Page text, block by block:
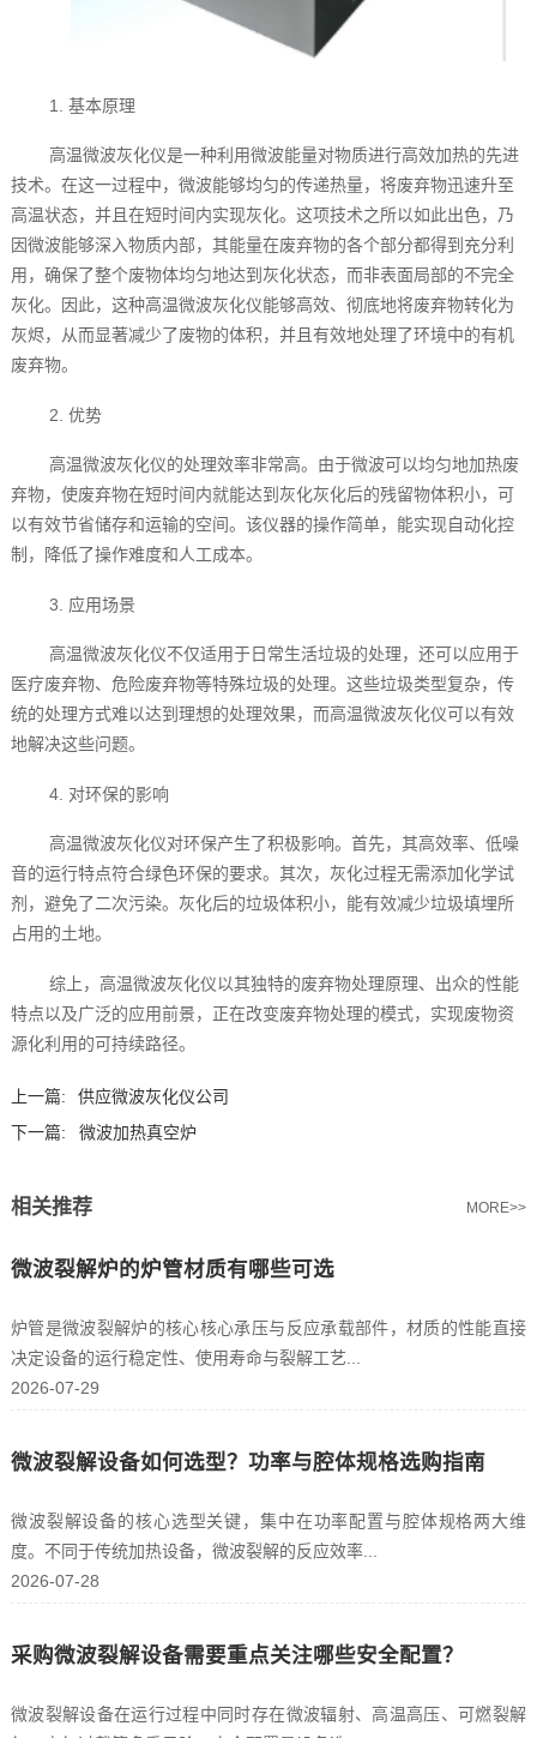
1. 基本原理
高温微波灰化仪是一种利用微波能量对物质进行高效加热的先进
技术。在这一过程中，微波能够均匀的传递热量，将废弃物迅速升至
高温状态，并且在短时间内实现灰化。这项技术之所以如此出色，乃
因微波能够深入物质内部，其能量在废弃物的各个部分都得到充分利
用，确保了整个废物体均匀地达到灰化状态，而非表面局部的不完全
灰化。因此，这种高温微波灰化仪能够高效、彻底地将废弃物转化为
灰烬，从而显著减少了废物的体积，并且有效地处理了环境中的有机
废弃物。
2. 优势
高温微波灰化仪的处理效率非常高。由于微波可以均匀地加热废
弃物，使废弃物在短时间内就能达到灰化灰化后的残留物体积小，可
以有效节省储存和运输的空间。该仪器的操作简单，能实现自动化控
制，降低了操作难度和人工成本。
3. 应用场景
高温微波灰化仪不仅适用于日常生活垃圾的处理，还可以应用于
医疗废弃物、危险废弃物等特殊垃圾的处理。这些垃圾类型复杂，传
统的处理方式难以达到理想的处理效果，而高温微波灰化仪可以有效
地解决这些问题。
4. 对环保的影响
高温微波灰化仪对环保产生了积极影响。首先，其高效率、低噪
音的运行特点符合绿色环保的要求。其次，灰化过程无需添加化学试
剂，避免了二次污染。灰化后的垃圾体积小，能有效减少垃圾填埋所
占用的土地。
综上，高温微波灰化仪以其独特的废弃物处理原理、出众的性能
特点以及广泛的应用前景，正在改变废弃物处理的模式，实现废物资
源化利用的可持续路径。
上一篇:
供应微波灰化仪公司
下一篇:
微波加热真空炉
相关推荐 MORE>>
微波裂解炉的炉管材质有哪些可选
炉管是微波裂解炉的核心核心承压与反应承载部件，材质的性能直接
决定设备的运行稳定性、使用寿命与裂解工艺...
2026-07-29
微波裂解设备如何选型？功率与腔体规格选购指南
微波裂解设备的核心选型关键，集中在功率配置与腔体规格两大维
度。不同于传统加热设备，微波裂解的反应效率...
2026-07-28
采购微波裂解设备需要重点关注哪些安全配置？
微波裂解设备在运行过程中同时存在微波辐射、高温高压、可燃裂解